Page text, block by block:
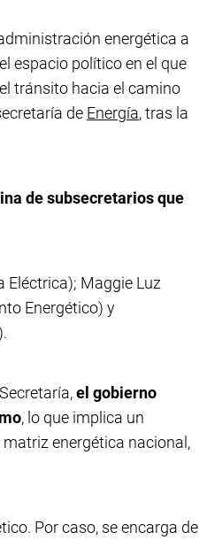
energética a
espacio político en el que
tránsito hacia el camino
de Energía, tras la
de subsecretarios que
Eléctrica); Maggie Luz
Energético) y
el gobierno
, lo que implica un
energética nacional,
Por caso, se encarga de